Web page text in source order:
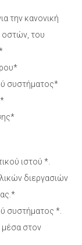
την κανονική
οστών, του
συστήματος*
ιστού *.
διεργασιών
συστήματος *.
μέσα στον